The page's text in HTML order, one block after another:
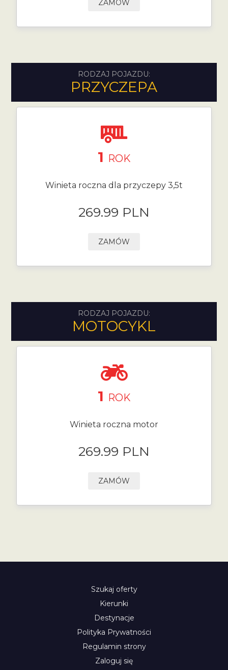
ZAMÓW
RODZAJ POJAZDU:
PRZYCZEPA
1 ROK
Winieta roczna dla przyczepy 3,5t
269.99 PLN
ZAMÓW
RODZAJ POJAZDU:
MOTOCYKL
1 ROK
Winieta roczna motor
269.99 PLN
ZAMÓW
Szukaj oferty
Kierunki
Destynacje
Polityka Prywatności
Regulamin strony
Zaloguj się